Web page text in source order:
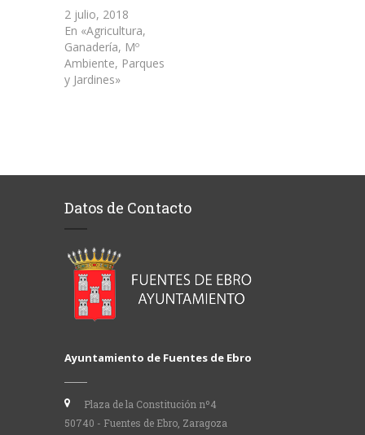
2 julio, 2018
En «Agricultura,
Ganadería, Mº
Ambiente, Parques
y Jardines»
Datos de Contacto
Ayuntamiento de Fuentes de Ebro
Plaza de la Constitución nº4
50740 - Fuentes de Ebro, Zaragoza